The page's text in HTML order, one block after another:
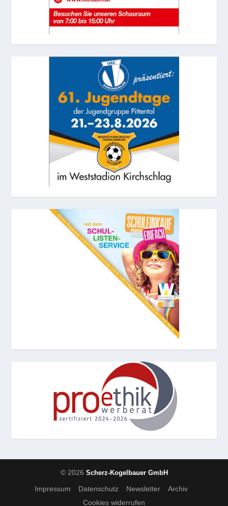
© 2026 Scherz-Kogelbauer GmbH
Impressum Datenschutz Newsletter
Archiv
Cookies widerrufen